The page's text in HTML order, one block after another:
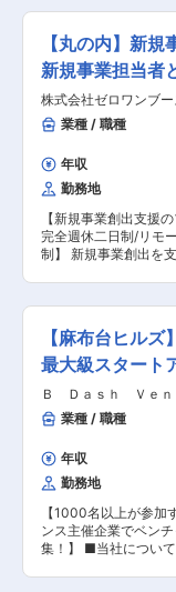
投資、事業支援を目
ナー企業とともに、
います。
資に関する業務全般への関与 ■
在、5名が在籍してお
取引株主例： NTTア
阪ガス株式会社／株式
社について： 当社は
ドエナジー、大阪ガ
が株主となって2021
電力を「つくる」から
とで日本のカーボン
を使命とするファン
社会において、再生
発が急務となっていま
ギー電力をファンド形
ス機能、電力引取需
生エネルギー普及に
陽光など）のO&M業
て、案件の安定運用
所の稼働状況の把握
内外の関係者と連携
運用に貢献していた
計・建設管理業務や、
業務全般にも関与で
用」の三軸でキャリ
■主要業務 ・発電所
O&M計画を設計しま
電所の運転が正常に
・発電所において故
合、協力会社ととも
ます ・発電所の運転
営を目指しデータ分
関わる報告書を作成し、
主となって2021年9
を「つくる」から「
日本のカーボンニュ
命とするファンドで
において、再生可能
急務となっています
電力をファンド形式
ナー企業のプロジェク
能、電力引取需要を
ネルギー普及に向け
目指します。 ■新規事業開発部：計4名 変更の範
囲：無
【丸の内】新
新規事業担当者
株式会社ゼロワンブ
業種 / 職種
年収
勤務地
【新規事業創出支援
完全週休二日制/リモ
制】 新規事業創出を
いたします！！ ■仕事内容： 民間の大手企業の
新規事業創造・オープ
体的な業務内容： ・
の支援業務 ・民間企
援・運営 ・大企業の
ンチャー、スタート
グ ・企業内新規事業
グ ・自社イベントの企画運営 上記
身のキャリアプラン
ャレンジしたい領域
に変更します。 ■組織構成： 創業／運営メンバ
ーのほとんどが大企
画、スタートアップ
キャピタル、起業、
業売却）などの多様
ックグラウンドも様
【麻布台ヒル
最大級スタート
Ｂ Ｄａｓｈ Ｖｅｎ
業種 / 職種
年収
勤務地
【1000名以上が参加
ンス主催企業でベン
集！】 ■当社について 主にインターネット、デ